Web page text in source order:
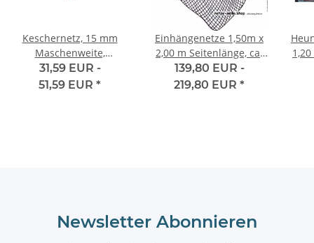
Keschernetz, 15 mm
Maschenweite,
Durchmesser 40 cm
halbrund
31,59 EUR -
51,59 EUR *
Einhängenetze 1,50m x
2,00 m Seitenlänge, ca.
1,50m Tiefe
139,80 EUR -
219,80 EUR *
1,20 m
Newsletter Abonnieren